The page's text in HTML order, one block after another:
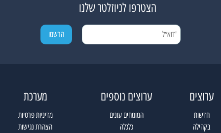
הצטרפו לניוזלטר שלנו
ערוצים
חדשות
בקהילה
ערוצים נוספים
המומחים עונים
כלכלה
מערכת
מדיניות פרטיות
הצהרת נגישות